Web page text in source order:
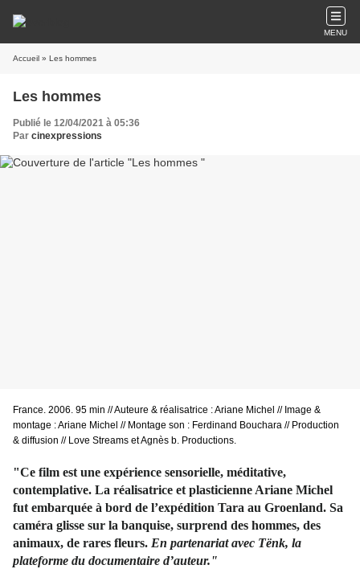
MENU
Accueil » Les hommes
Les hommes
Publié le 12/04/2021 à 05:36
Par cinexpressions
France. 2006. 95 min // Auteure & réalisatrice : Ariane Michel // Image &
montage : Ariane Michel // Montage son : Ferdinand Bouchara // Production
& diffusion // Love Streams et Agnès b. Productions.
"Ce film est une expérience sensorielle, méditative,
contemplative. La réalisatrice et plasticienne Ariane Michel
fut embarquée à bord de l’expédition Tara au Groenland. Sa
caméra glisse sur la banquise, surprend des hommes, des
animaux, de rares fleurs. En partenariat avec Tënk, la
plateforme du documentaire d’auteur."